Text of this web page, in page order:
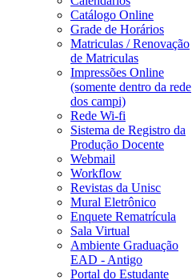
Catálogo Online
Grade de Horários
Matriculas / Renovação
de Matriculas
Impressões Online
(somente dentro da rede
dos campi)
Rede Wi-fi
Sistema de Registro da
Produção Docente
Webmail
Workflow
Revistas da Unisc
Mural Eletrônico
Enquete Rematrícula
Sala Virtual
Ambiente Graduação
EAD - Antigo
Portal do Estudante